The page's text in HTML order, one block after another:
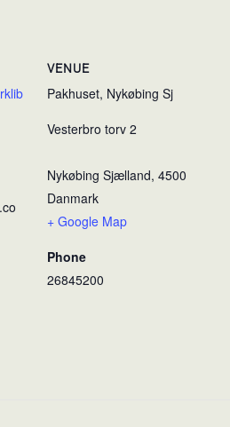
VENUE
Pakhuset, Nykøbing Sj
Vesterbro torv 2
Nykøbing Sjælland, 4500
Danmark
+ Google Map
Phone
26845200